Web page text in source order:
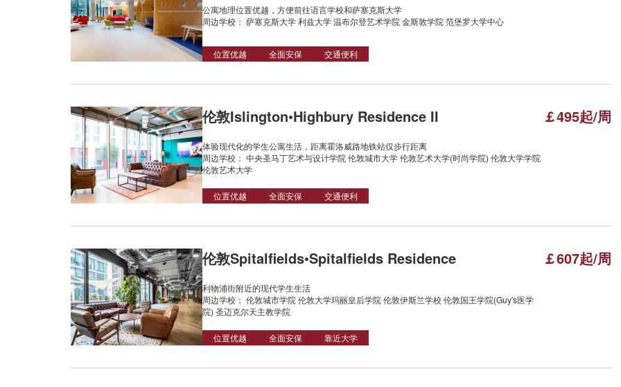
公寓地理位置优越，方便前往语言学校和萨塞克斯大学
周边学校： 萨塞克斯大学 利兹大学 温布尔登艺术学院 金斯敦学院 范堡罗大学中心
位置优越 全面安保 交通便利
伦敦Islington•Highbury Residence II
体验现代化的学生公寓生活，距离霍洛威路地铁站仅步行距离
周边学校： 中央圣马丁艺术与设计学院 伦敦城市大学 伦敦艺术大学(时尚学院) 伦敦大学学院
伦敦艺术大学
位置优越 全面安保 交通便利
￡495起/周
伦敦Spitalfields•Spitalfields Residence
利物浦街附近的现代学生生活
周边学校： 伦敦城市学院 伦敦大学玛丽皇后学院 伦敦伊斯兰学校 伦敦国王学院(Guy's医学
院) 圣迈克尔天主教学院
位置优越 全面安保 靠近大学
￡607起/周